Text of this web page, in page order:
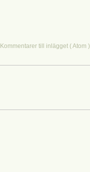
Kommentarer till inlägget ( Atom )